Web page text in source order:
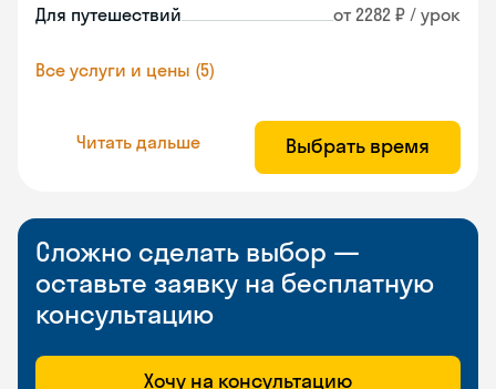
Для путешествий от 2282 ₽ / урок
Все услуги и цены (5)
Читать дальше Выбрать время
Сложно сделать выбор —
оставьте заявку на бесплатную
консультацию
Хочу на консультацию